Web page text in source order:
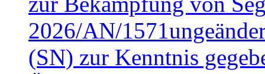
2026/AN/
(SN) zur Kenntnis